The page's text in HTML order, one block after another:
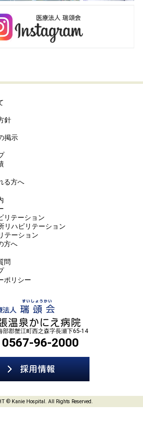
針
掲示
る方へ
リテーション
リハビリテーション
テーション
方へ
問
ポリシー
部郡蟹江町西之森字長瀬下65-14
0567-96-2000
© Kanie Hospital. All Rights Reserved.